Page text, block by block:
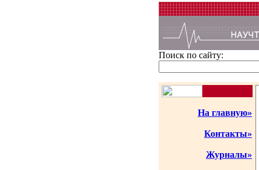
Поиск по сайту:
На главную»
Контакты»
Журналы»